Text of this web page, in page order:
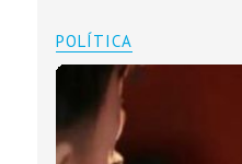
POLÍTICA